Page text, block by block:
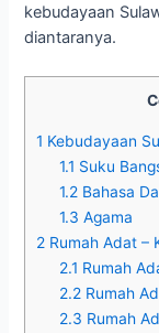
kebudayaan
diantaranya.
1 Kebudayaan
1.1 Suku
1.2 Bahasa
1.3 Agama
2 Rumah Adat –
2.1 Rumah
2.2 Rumah
2.3 Rumah